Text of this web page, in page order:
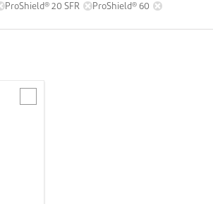
ProShield® 20 SFR ProShield® 60